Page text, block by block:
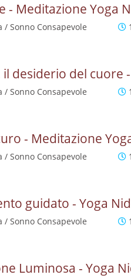
- Meditazione Yoga
/ Sonno Consapevole
il desiderio del cuore
/ Sonno Consapevole
- Meditazione
/ Sonno Consapevole
guidato - Yoga
/ Sonno Consapevole
Luminosa - Yoga